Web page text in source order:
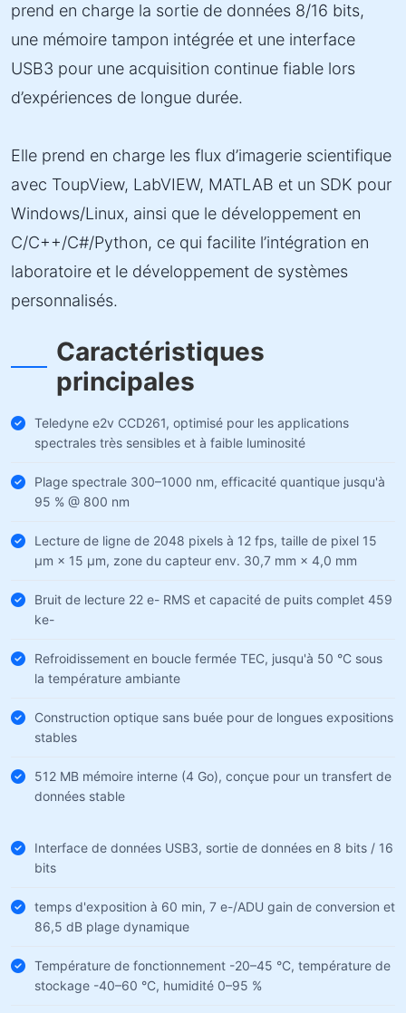
prend en charge la sortie de données 8/16 bits,
une mémoire tampon intégrée et une interface
USB3 pour une acquisition continue fiable lors
d’expériences de longue durée.
Elle prend en charge les flux d’imagerie scientifique
avec ToupView, LabVIEW, MATLAB et un SDK pour
Windows/Linux, ainsi que le développement en
C/C++/C#/Python, ce qui facilite l’intégration en
laboratoire et le développement de systèmes
personnalisés.
Caractéristiques
principales
Teledyne e2v CCD261, optimisé pour les applications
spectrales très sensibles et à faible luminosité
Plage spectrale 300–1000 nm, efficacité quantique jusqu'à
95 % @ 800 nm
Lecture de ligne de 2048 pixels à 12 fps, taille de pixel 15
µm × 15 µm, zone du capteur env. 30,7 mm × 4,0 mm
Bruit de lecture 22 e- RMS et capacité de puits complet 459
ke-
Refroidissement en boucle fermée TEC, jusqu'à 50 °C sous
la température ambiante
Construction optique sans buée pour de longues expositions
stables
512 MB mémoire interne (4 Go), conçue pour un transfert de
données stable
Interface de données USB3, sortie de données en 8 bits / 16
bits
temps d'exposition à 60 min, 7 e-/ADU gain de conversion et
86,5 dB plage dynamique
Température de fonctionnement -20–45 °C, température de
stockage -40–60 °C, humidité 0–95 %